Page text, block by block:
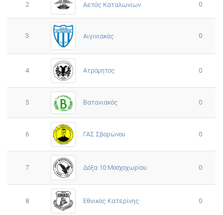
2 Αετός Καταλωνίων 0
3 Αιγινιακός 0
4 Ατρόμητος 0
5 Βατανιακός 0
6 ΓΑΣ Σβορώνου 0
7 Δόξα 10 Μοσχοχωρίου 0
8 Εθνικός Κατερίνης 0